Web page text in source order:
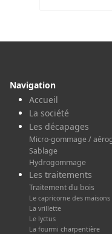
Navigation
Accueil
La société
Les décapages
Micro-gommage /
Sablage
Hydrogommage
Les traitements
Traitement du bois
Le capricorne des maisons
La vrillette
Le lyctus
La fourmi charpentière